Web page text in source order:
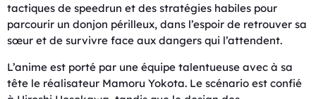
tactiques de speedrun et des stratégies habiles pour
parcourir un donjon périlleux, dans l’espoir de retrouver sa
sœur et de survivre face aux dangers qui l’attendent.
L’anime est porté par une équipe talentueuse avec à sa
tête le réalisateur Mamoru Yokota. Le scénario est confié